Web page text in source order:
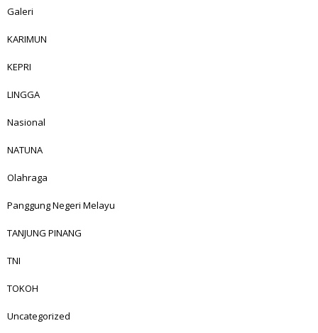
Galeri
KARIMUN
KEPRI
LINGGA
Nasional
NATUNA
Olahraga
Panggung Negeri Melayu
TANJUNG PINANG
TNI
TOKOH
Uncategorized